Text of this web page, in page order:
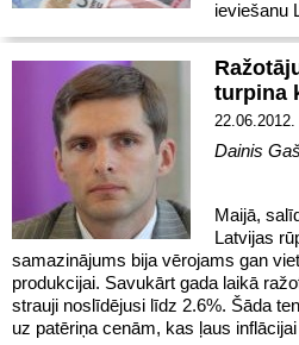
ieviešanu
turpina
22.06.2012.
Dainis
Maijā,
Latvijas
samazinājums bija vērojams gan
produkcijai. Savukārt gada laikā
strauji noslīdējusi līdz 2.6%. Šāda
uz patēriņa cenām, kas ļaus